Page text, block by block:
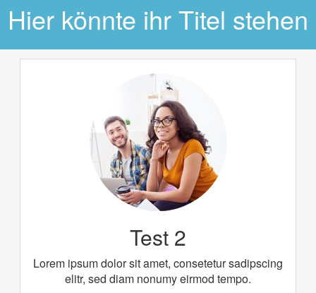
Hier könnte ihr Titel stehen
Test 2
Lorem ipsum dolor sit amet, consetetur sadipscing
elitr, sed diam nonumy eirmod tempo.